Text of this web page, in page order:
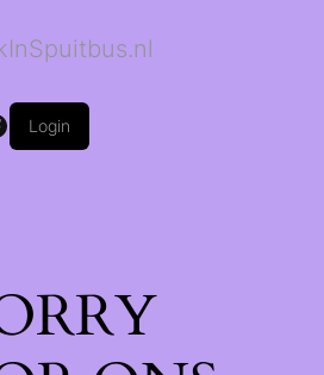
Login